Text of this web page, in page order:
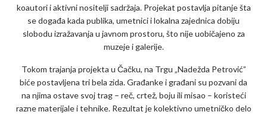
koautori i aktivni nositelji sadržaja. Projekat postavlja pitanje šta
se događa kada publika, umetnici i lokalna zajednica dobiju
slobodu izražavanja u javnom prostoru, što nije uobičajeno za
muzeje i galerije.
Tokom trajanja projekta u Čačku, na Trgu „Nadežda Petrović”
biće postavljena tri bela zida. Građanke i građani su pozvani da
na njima ostave svoj trag – reč, crtež, boju ili misao – koristeći
razne materijale i tehnike. Rezultat je kolektivno umetničko delo